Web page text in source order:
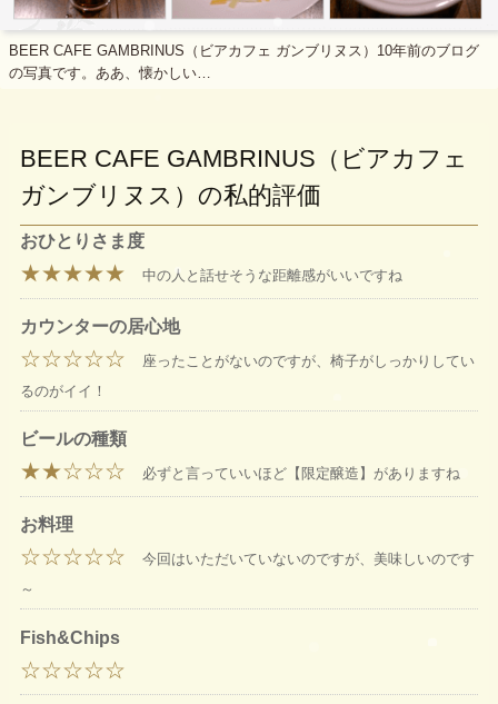
BEER CAFE GAMBRINUS（ビアカフェ ガンブリヌス）10年前のブログ
の写真です。ああ、懐かしい…
BEER CAFE GAMBRINUS（ビアカフェ
ガンブリヌス）の私的評価
おひとりさま度
★★★★★ 中の人と話せそうな距離感がいいですね
カウンターの居心地
☆☆☆☆☆
座ったことがないのですが、椅子がしっかりしてい
るのがイイ！
ビールの種類
★★☆☆☆ 必ずと言っていいほど【限定醸造】がありますね
お料理
☆☆☆☆☆
今回はいただいていないのですが、美味しいのです
～
Fish&Chips
☆☆☆☆☆